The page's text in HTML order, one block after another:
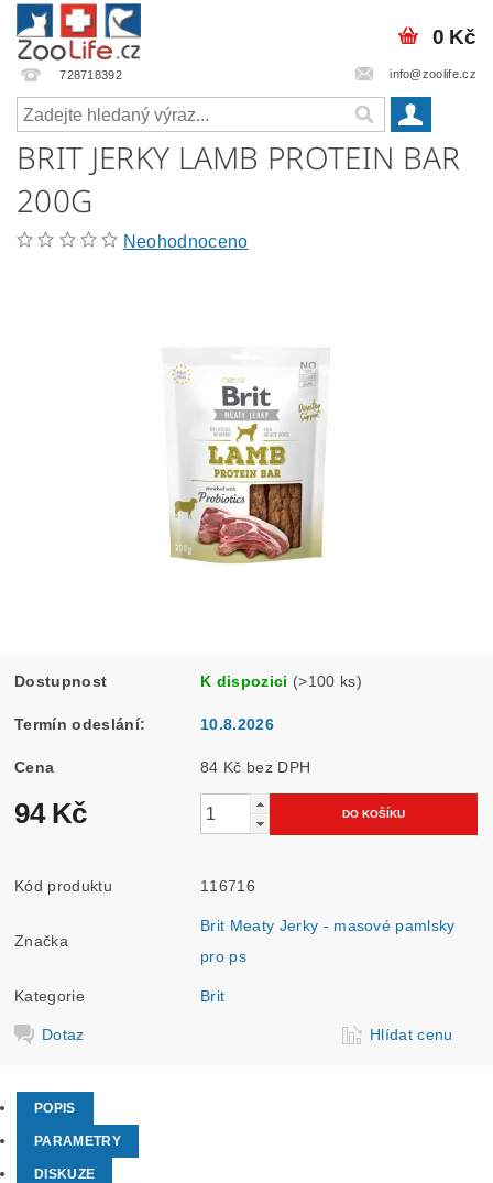
728718392 info@zoolife.cz
0 Kč
BRIT JERKY LAMB PROTEIN BAR
200G
Neohodnoceno
Dostupnost K dispozici (>100 ks)
Termín odeslání: 10.8.2026
Cena 84 Kč bez DPH
94 Kč
Kód produktu 116716
Značka
Brit Meaty Jerky - masové pamlsky
pro ps
Kategorie Brit
Dotaz Hlídat cenu
POPIS
PARAMETRY
DISKUZE